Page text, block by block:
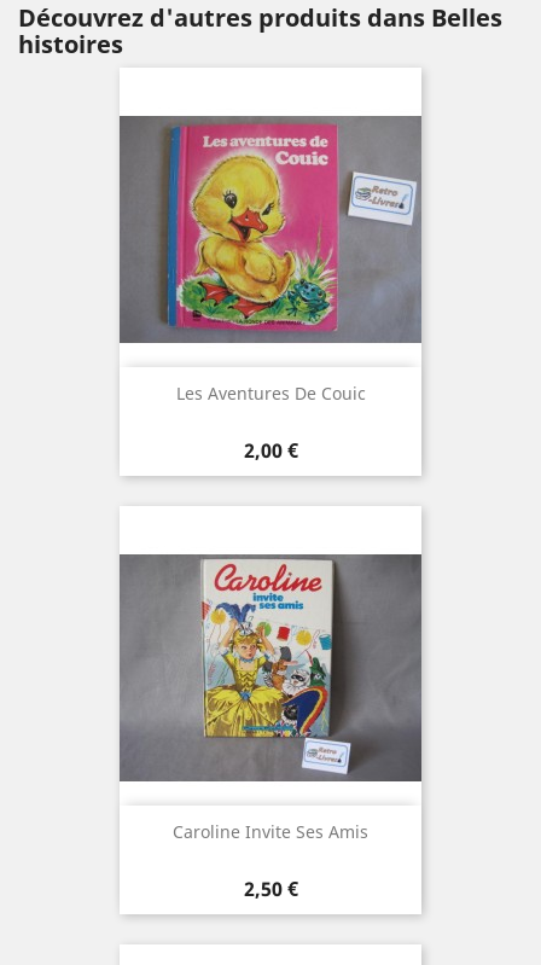
Découvrez d'autres produits dans Belles
histoires
Les Aventures De Couic
Prix
2,00 €
Caroline Invite Ses Amis
Prix
2,50 €